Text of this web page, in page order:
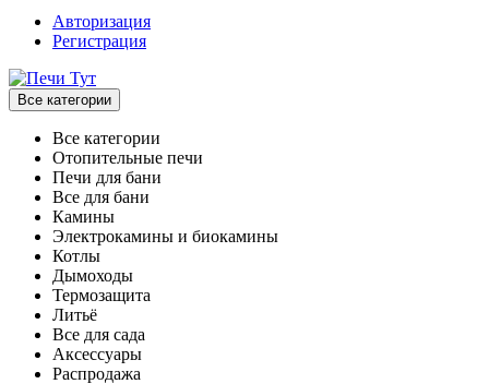
Авторизация
Регистрация
Все категории
Все категории
Отопительные печи
Печи для бани
Все для бани
Камины
Электрокамины и биокамины
Котлы
Дымоходы
Термозащита
Литьё
Все для сада
Аксессуары
Распродажа